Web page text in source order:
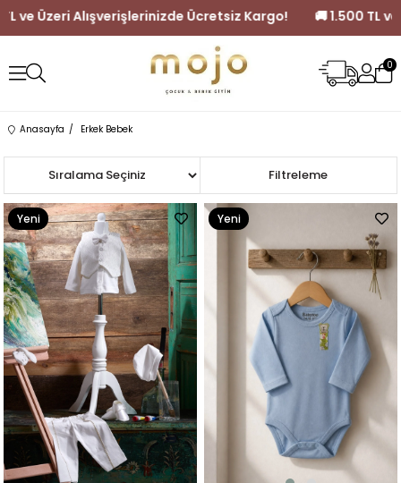
Ücretsiz Kargo!🚚 1.500 TL ve Üzeri Alışverişlerinizde
0
Anasayfa Erkek Bebek
Filtreleme
Sıralama
Yeni
Ürün
Yeni